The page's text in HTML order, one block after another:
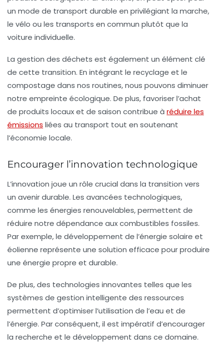
un mode de transport durable en privilégiant la marche,
le vélo ou les transports en commun plutôt que la
voiture individuelle.
La gestion des déchets est également un élément clé
de cette transition. En intégrant le recyclage et le
compostage dans nos routines, nous pouvons diminuer
notre empreinte écologique. De plus, favoriser l’achat
de produits locaux et de saison contribue à réduire les
émissions liées au transport tout en soutenant
l’économie locale.
Encourager l’innovation technologique
L’innovation joue un rôle crucial dans la transition vers
un avenir durable. Les avancées technologiques,
comme les énergies renouvelables, permettent de
réduire notre dépendance aux combustibles fossiles.
Par exemple, le développement de l’énergie solaire et
éolienne représente une solution efficace pour produire
une énergie propre et durable.
De plus, des technologies innovantes telles que les
systèmes de gestion intelligente des ressources
permettent d’optimiser l’utilisation de l’eau et de
l’énergie. Par conséquent, il est impératif d’encourager
la recherche et le développement dans ce domaine.